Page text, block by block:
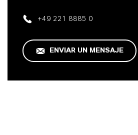
+49 221 8885 0
ENVIAR UN MENSAJE